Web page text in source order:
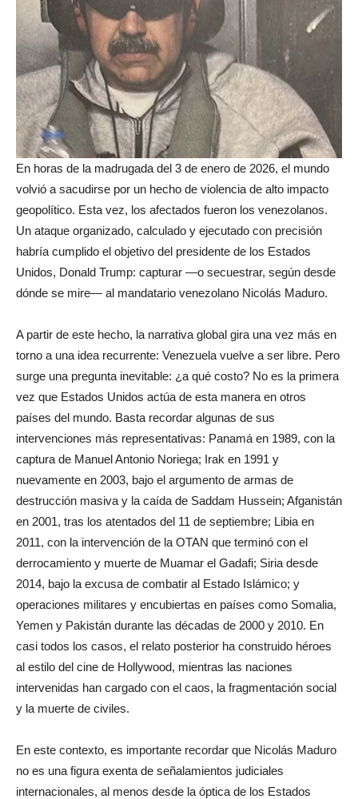
En horas de la madrugada del 3 de enero de 2026, el mundo
volvió a sacudirse por un hecho de violencia de alto impacto
geopolítico. Esta vez, los afectados fueron los venezolanos.
Un ataque organizado, calculado y ejecutado con precisión
habría cumplido el objetivo del presidente de los Estados
Unidos, Donald Trump: capturar —o secuestrar, según desde
dónde se mire— al mandatario venezolano Nicolás Maduro.
A partir de este hecho, la narrativa global gira una vez más en
torno a una idea recurrente: Venezuela vuelve a ser libre. Pero
surge una pregunta inevitable: ¿a qué costo? No es la primera
vez que Estados Unidos actúa de esta manera en otros
países del mundo. Basta recordar algunas de sus
intervenciones más representativas: Panamá en 1989, con la
captura de Manuel Antonio Noriega; Irak en 1991 y
nuevamente en 2003, bajo el argumento de armas de
destrucción masiva y la caída de Saddam Hussein; Afganistán
en 2001, tras los atentados del 11 de septiembre; Libia en
2011, con la intervención de la OTAN que terminó con el
derrocamiento y muerte de Muamar el Gadafi; Siria desde
2014, bajo la excusa de combatir al Estado Islámico; y
operaciones militares y encubiertas en países como Somalia,
Yemen y Pakistán durante las décadas de 2000 y 2010. En
casi todos los casos, el relato posterior ha construido héroes
al estilo del cine de Hollywood, mientras las naciones
intervenidas han cargado con el caos, la fragmentación social
y la muerte de civiles.
En este contexto, es importante recordar que Nicolás Maduro
no es una figura exenta de señalamientos judiciales
internacionales, al menos desde la óptica de los Estados